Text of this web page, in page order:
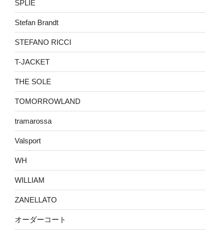
SPLIE
Stefan Brandt
STEFANO RICCI
T-JACKET
THE SOLE
TOMORROWLAND
tramarossa
Valsport
WH
WILLIAM
ZANELLATO
オーダーコート